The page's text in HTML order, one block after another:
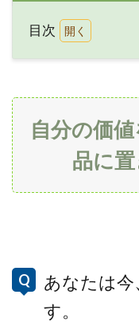
目次
価
値
り
ら
商
自分の価
品に
あなたは今
す。